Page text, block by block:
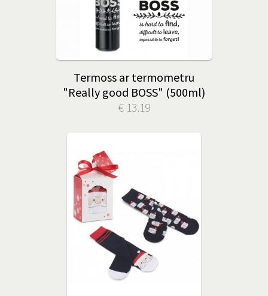
Termoss ar termometru
"Really good BOSS" (500ml)
€ 13.19